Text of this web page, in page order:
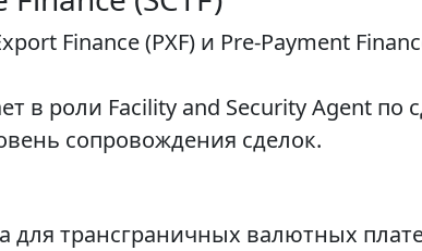
Finance (PXF) и Pre-Payment
в роли Facility and Security Agent по
сопровождения сделок.
трансграничных валютных